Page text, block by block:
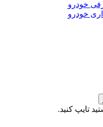
خودرو
خودرو
تایپ کنید.